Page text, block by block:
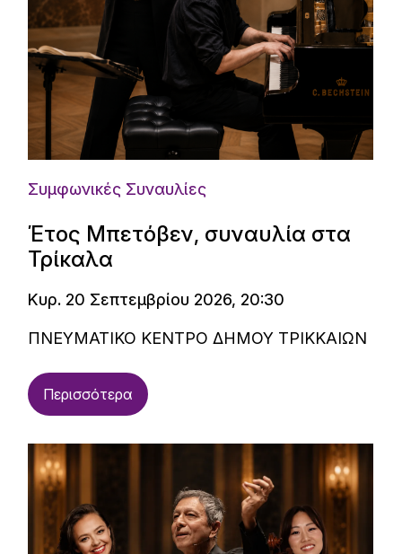
Συμφωνικές Συναυλίες
Έτος Μπετόβεν, συναυλία στα
Τρίκαλα
Κυρ. 20 Σεπτεμβρίου 2026, 20:30
ΠΝΕΥΜΑΤΙΚΟ ΚΕΝΤΡΟ ΔΗΜΟΥ ΤΡΙΚΚΑΙΩΝ
Περισσότερα